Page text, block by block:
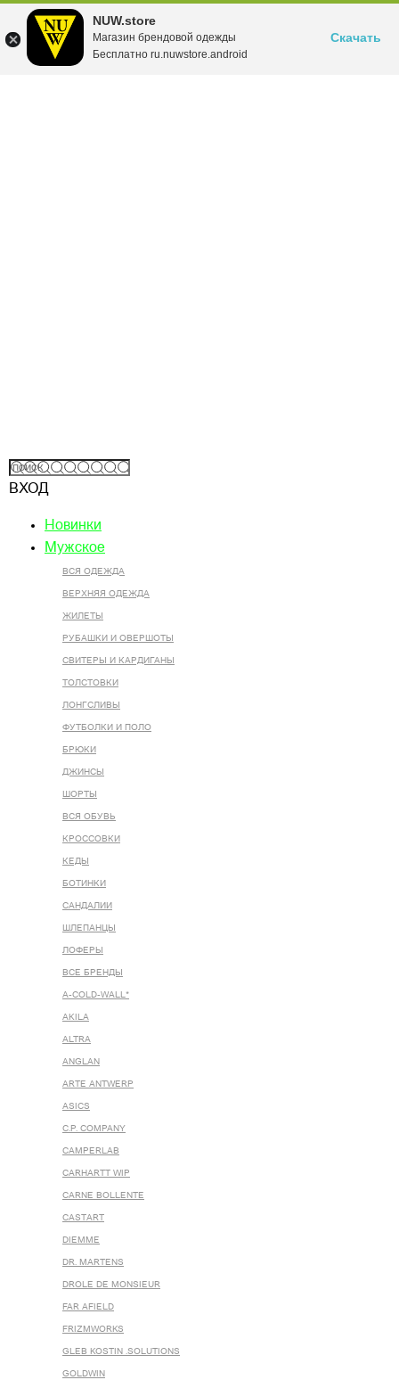
NUW.store
Магазин брендовой одежды
Бесплатно ru.nuwstore.android
Скачать
ВХОД
Новинки
Мужское
ВСЯ ОДЕЖДА
ВЕРХНЯЯ ОДЕЖДА
ЖИЛЕТЫ
РУБАШКИ И ОВЕРШОТЫ
СВИТЕРЫ И КАРДИГАНЫ
ТОЛСТОВКИ
ЛОНГСЛИВЫ
ФУТБОЛКИ И ПОЛО
БРЮКИ
ДЖИНСЫ
ШОРТЫ
ВСЯ ОБУВЬ
КРОССОВКИ
КЕДЫ
БОТИНКИ
САНДАЛИИ
ШЛЕПАНЦЫ
ЛОФЕРЫ
ВСЕ БРЕНДЫ
A-COLD-WALL*
AKILA
ALTRA
ANGLAN
ARTE ANTWERP
ASICS
C.P. COMPANY
CAMPERLAB
CARHARTT WIP
CARNE BOLLENTE
CASTART
DIEMME
DR. MARTENS
DROLE DE MONSIEUR
FAR AFIELD
FRIZMWORKS
GLEB KOSTIN .SOLUTIONS
GOLDWIN